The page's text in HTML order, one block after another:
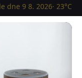
dne 9 8. 2026· 23°C